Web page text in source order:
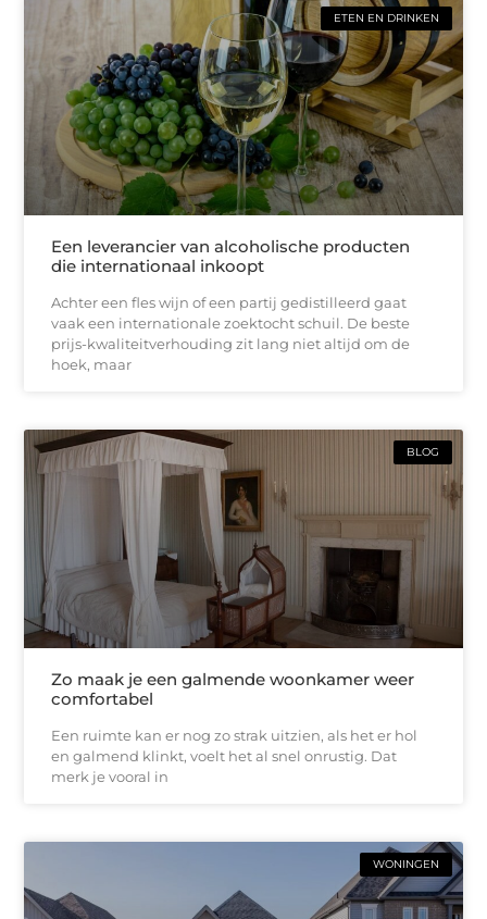
ETEN EN DRINKEN
Een leverancier van alcoholische producten
die internationaal inkoopt
Achter een fles wijn of een partij gedistilleerd gaat
vaak een internationale zoektocht schuil. De beste
prijs-kwaliteitverhouding zit lang niet altijd om de
hoek, maar
BLOG
Zo maak je een galmende woonkamer weer
comfortabel
Een ruimte kan er nog zo strak uitzien, als het er hol
en galmend klinkt, voelt het al snel onrustig. Dat
merk je vooral in
WONINGEN